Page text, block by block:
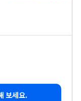
보세요.